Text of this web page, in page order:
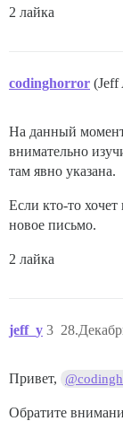
2 лайка
codinghorror (Jeff
На данный
внимательно
там явно указана.
Если кто-то
новое письмо.
2 лайка
jeff_y 3
Привет,
Обратите